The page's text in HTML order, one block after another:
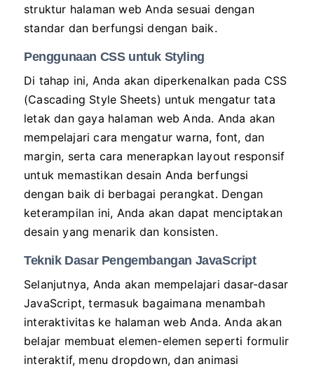
struktur halaman web Anda sesuai dengan
standar dan berfungsi dengan baik.
Penggunaan CSS untuk Styling
Di tahap ini, Anda akan diperkenalkan pada CSS
(Cascading Style Sheets) untuk mengatur tata
letak dan gaya halaman web Anda. Anda akan
mempelajari cara mengatur warna, font, dan
margin, serta cara menerapkan layout responsif
untuk memastikan desain Anda berfungsi
dengan baik di berbagai perangkat. Dengan
keterampilan ini, Anda akan dapat menciptakan
desain yang menarik dan konsisten.
Teknik Dasar Pengembangan JavaScript
Selanjutnya, Anda akan mempelajari dasar-dasar
JavaScript, termasuk bagaimana menambah
interaktivitas ke halaman web Anda. Anda akan
belajar membuat elemen-elemen seperti formulir
interaktif, menu dropdown, dan animasi